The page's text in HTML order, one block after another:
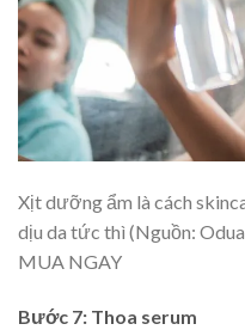
Xịt dưỡng ẩm là cách
dịu da tức thì (Nguồn:
MUA NGAY
Bước 7: Thoa serum